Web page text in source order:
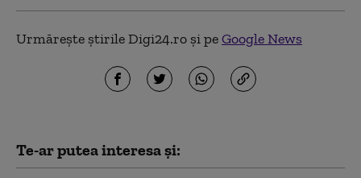
Urmărește știrile Digi24.ro și peGoogle News
Te-ar putea interesa și: